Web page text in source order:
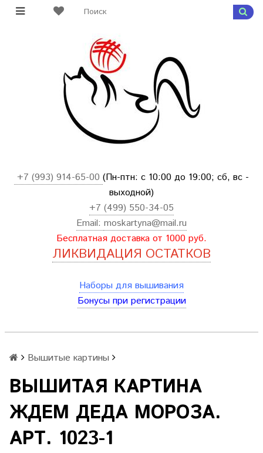
+7 (993) 914-65-00 (Пн-птн: с 10:00 до 19:00; сб, вс -
выходной)
+7 (499) 550-34-05
Email: moskartyna@mail.ru
Бесплатная доставка от 1000 руб.
ЛИКВИДАЦИЯ ОСТАТКОВ
Наборы для вышивания
Бонусы при регистрации
Вышитые картины
ВЫШИТАЯ КАРТИНА
ЖДЕМ ДЕДА МОРОЗА.
АРТ. 1023-1